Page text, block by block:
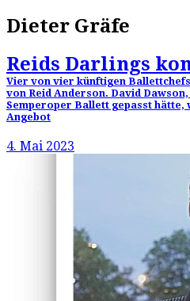
Dieter Gräfe
Reids Darlings
Vier von vier künftigen
von Reid Anderson. David
Semperoper Ballett gepasst hätte,
Angebot
4. Mai 2023